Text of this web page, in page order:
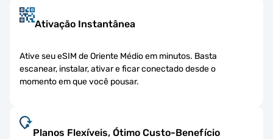
Ativação Instantânea
Ative seu eSIM de Oriente Médio em minutos. Basta
escanear, instalar, ativar e ficar conectado desde o
momento em que você pousar.
Planos Flexíveis, Ótimo Custo-Benefício